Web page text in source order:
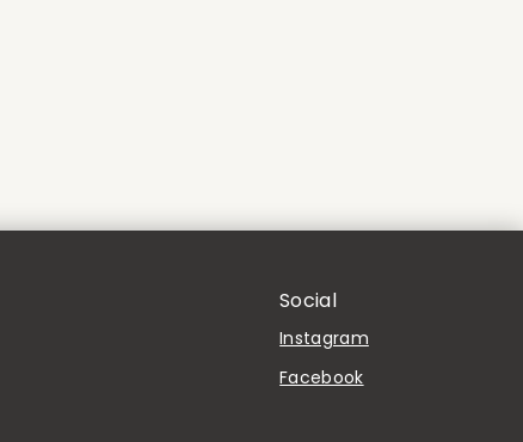
Social
Instagram
Facebook